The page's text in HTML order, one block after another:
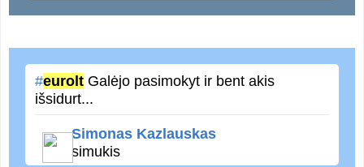
#eurolt Galėjo pasimokyt ir bent akis
išsidurt...
Simonas Kazlauskas
simukis